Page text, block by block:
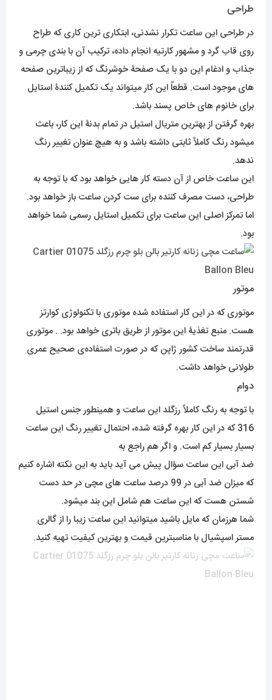
بهره گرفتن از بهترین متریال استیل در تمام بدنۀ این کار، باعث
میشود رنگ کاملاً ثابتی داشته باشد و به هیچ عنوان تغییر رنگ
ندهد.
این ساعت خاص از آن دسته کار هایی خواهد بود که با توجه به
طراحی، دست مصرف کننده برای ست کردن ساعت باز خواهد بود.
اما تمرکز اصلی این ساعت برای تکمیل استایل رسمی شما خواهد
موتور
موتوری که در این کار استفاده شده موتوری با تکنولوژی کوارتز
هست. منبع تغذیۀ این موتور از طریق باتری خواهد بود. . موتوری
قدرتمند ساخت کشور ژاپن که در صورت استفاده‌ی صحیح عمری
طولانی خواهد داشت.
دوام
با توجه به رنگ کاملاً رزگلد این ساعت و همینطور جنس استیل
316 که در این کار بهره گرفته شده، احتمال تغییر رنگ این ساعت
بسیار بسیار کم است. و اگر هم راجع به
ضد آبی این ساعت سؤال پیش می آید باید به این نکته اشاره کنیم
شستن هست که این ساعت هم شامل این بند میشود.
شما هرزمان که مایل باشید میتوانید این ساعت زیبا را از گالری
مستر اسپشیال با مناسبترین قیمت و بهترین کیفیت تهیه کنید.